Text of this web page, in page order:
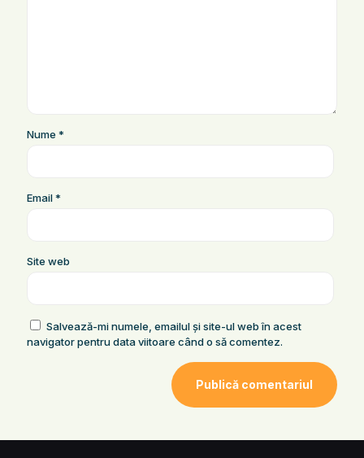
Nume *
Email*
Site web
Salvează-mi numele, emailul și site-ul web în acest
navigator pentru data viitoare când o să comentez.